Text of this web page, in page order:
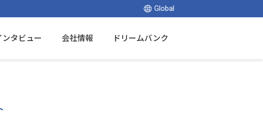
Global
ンタビュー 会社情報 ドリームバンク